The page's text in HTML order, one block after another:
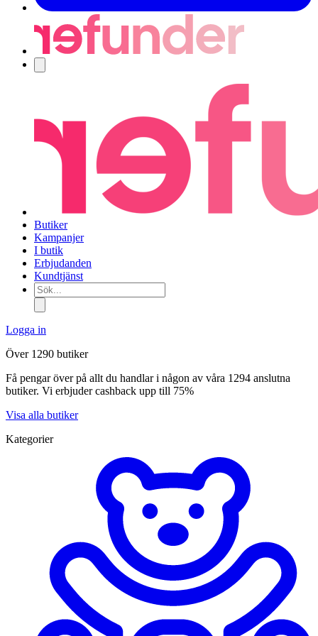
Butiker
Kampanjer
I butik
Erbjudanden
Kundtjänst
Sök...
Logga in
Över 1290 butiker
Få pengar över på allt du handlar i någon av våra 1294 anslutna
butiker. Vi erbjuder cashback upp till 75%
Visa alla butiker
Kategorier